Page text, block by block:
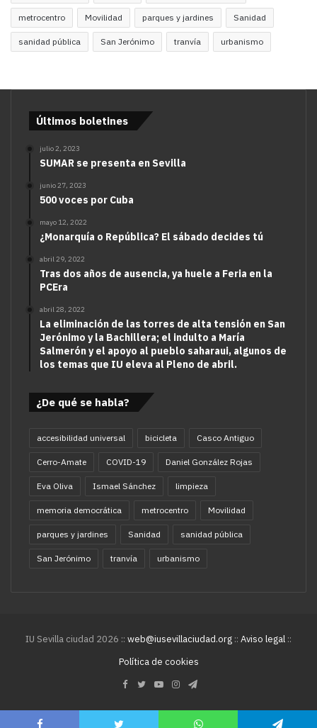
metrocentro Movilidad parques y jardines Sanidad
sanidad pública San Jerónimo tranvía urbanismo
Últimos boletines
julio 2, 2023
SUMAR se presenta en Sevilla
junio 27, 2023
500 voces por Cuba
mayo 12, 2022
¿Monarquía o República? El sábado decides tú
abril 29, 2022
Tras dos años de ausencia, ya huele a Feria en la
PCEra
abril 28, 2022
La eliminación de las torres de alta tensión en San
Jerónimo y la Bachillera; el indulto a María
Salmerón y el apoyo al pueblo saharaui, algunos de
los temas que IU eleva al Pleno de abril.
¿De qué se habla?
accesibilidad universal bicicleta Casco Antiguo
Cerro-Amate COVID-19 Daniel González Rojas
Eva Oliva Ismael Sánchez limpieza
memoria democrática metrocentro Movilidad
parques y jardines Sanidad sanidad pública
San Jerónimo tranvía urbanismo
IU Sevilla ciudad 2026 :: web@iusevillaciudad.org :: Aviso legal ::
Política de cookies
Facebook
TwitterYouTubeInstagram
Telegram